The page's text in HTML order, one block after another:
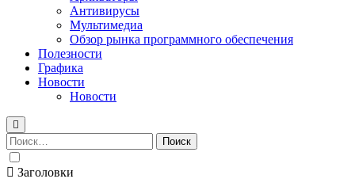
Антивирусы
Мультимедиа
Обзор рынка программного обеспечения
Полезности
Графика
Новости
Новости
Найти:
Заголовки